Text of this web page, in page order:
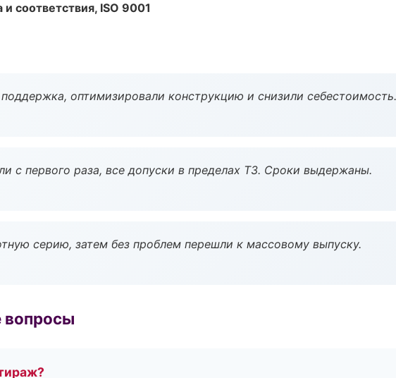
соответствия, ISO 9001
оптимизировали конструкцию и снизили себестоимость.
с первого раза, все допуски в пределах ТЗ. Сроки выдержаны.
серию, затем без проблем перешли к массовому выпуску.
вопросы